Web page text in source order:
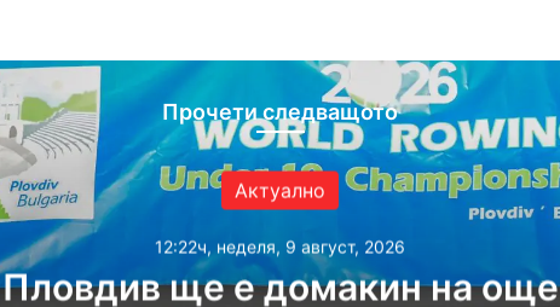
Прочети следващото
Актуално
12:22ч, неделя, 9 август, 2026
Пловдив ще е домакин на още